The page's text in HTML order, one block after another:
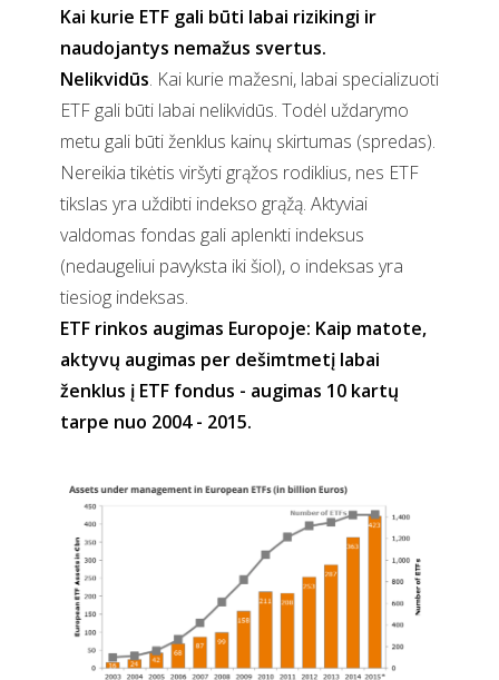
Kai kurie ETF gali būti labai rizikingi ir
naudojantys nemažus svertus.
Nelikvidūs. Kai kurie mažesni, labai specializuoti
ETF gali būti labai nelikvidūs. Todėl uždarymo
metu gali būti ženklus kainų skirtumas (spredas).
Nereikia tikėtis viršyti grąžos rodiklius, nes ETF
tikslas yra uždibti indekso grąžą. Aktyviai
valdomas fondas gali aplenkti indeksus
(nedaugeliui pavyksta iki šiol), o indeksas yra
tiesiog indeksas.
ETF rinkos augimas Europoje: Kaip matote,
aktyvų augimas per dešimtmetį labai
ženklus į ETF fondus - augimas 10 kartų
tarpe nuo 2004 - 2015.